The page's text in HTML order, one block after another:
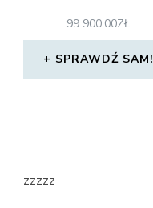
99 900,00ZŁ
SPRAWDŹ SAM!
zzzzz